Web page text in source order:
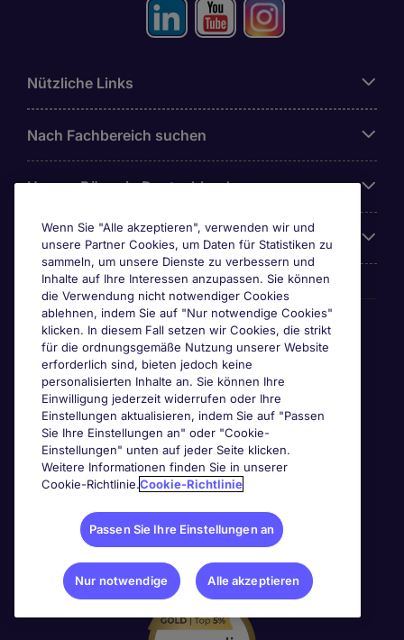
Nützliche Links
Nach Fachbereich suchen
Unsere Büros in Deutschland
Über Michael Page
Awards & Zertifizierungen
Wenn Sie "Alle akzeptieren", verwenden wir und
unsere Partner Cookies, um Daten für Statistiken zu
sammeln, um unsere Dienste zu verbessern und
Inhalte auf Ihre Interessen anzupassen. Sie können
die Verwendung nicht notwendiger Cookies
ablehnen, indem Sie auf "Nur notwendige Cookies"
klicken. In diesem Fall setzen wir Cookies, die strikt
für die ordnungsgemäße Nutzung unserer Website
erforderlich sind, bieten jedoch keine
personalisierten Inhalte an. Sie können Ihre
Einwilligung jederzeit widerrufen oder Ihre
Einstellungen aktualisieren, indem Sie auf "Passen
Sie Ihre Einstellungen an" oder "Cookie-
Einstellungen" unten auf jeder Seite klicken.
Weitere Informationen finden Sie in unserer
Cookie-Richtlinie.Cookie-Richtlinie
Passen Sie Ihre Einstellungen an
Nur notwendige Alle akzeptieren